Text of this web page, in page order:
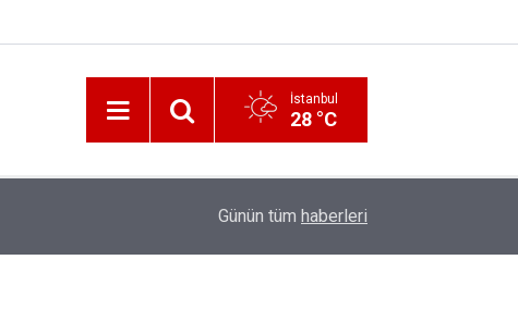
İstanbul
28 °C
İzmir 112’de Kan Donduran İddialar!
Günün tüm haberleri